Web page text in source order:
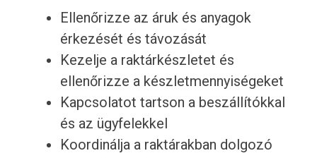
Ellenőrizze az áruk és anyagok
érkezését és távozását
Kezelje a raktárkészletet és
ellenőrizze a készletmennyiségeket
Kapcsolatot tartson a beszállítókkal
és az ügyfelekkel
Koordinálja a raktárakban dolgozó